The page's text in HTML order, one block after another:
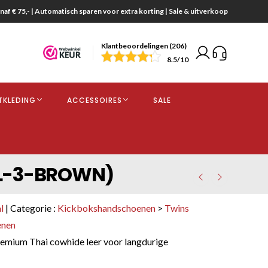
€ 75,- | Automatisch sparen voor extra korting | Sale & uitverkoop
Klantbeoordelingen (206)
8.5/10
ACCESSOIRES SALE
3-BROWN)
| Categorie : Kickbokshandschoenen > Twins
Thai cowhide leer voor langdurige